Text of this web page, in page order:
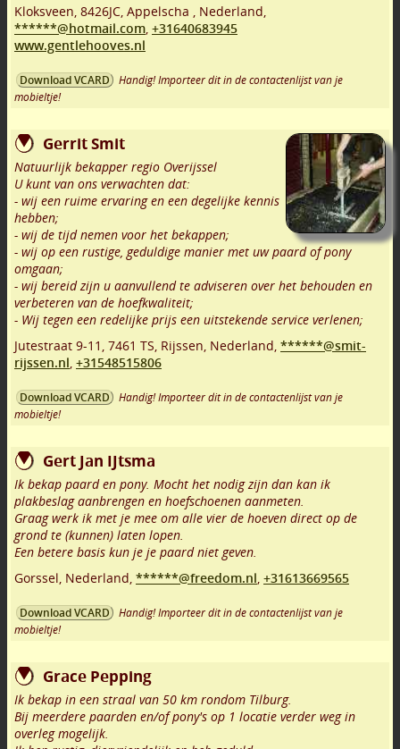
Kloksveen, 8426JC, Appelscha , Nederland,
******@hotmail.com, +31640683945
www.gentlehooves.nl
Download VCARD
Handig! Importeer dit in de contactenlijst van je
mobieltje!
Gerrit Smit
Natuurlijk bekapper regio Overijssel
U kunt van ons verwachten dat:
- wij een ruime ervaring en een degelijke kennis
hebben;
- wij de tijd nemen voor het bekappen;
- wij op een rustige, geduldige manier met uw paard of pony
omgaan;
- wij bereid zijn u aanvullend te adviseren over het behouden en
verbeteren van de hoefkwaliteit;
- Wij tegen een redelijke prijs een uitstekende service verlenen;
Jutestraat 9-11 , 7461 TS, Rijssen, Nederland, ******@smit-
rijssen.nl, +31548515806
Download VCARD
Handig! Importeer dit in de contactenlijst van je
mobieltje!
Gert Jan IJtsma
Ik bekap paard en pony. Mocht het nodig zijn dan kan ik
plakbeslag aanbrengen en hoefschoenen aanmeten.
Graag werk ik met je mee om alle vier de hoeven direct op de
grond te (kunnen) laten lopen.
Een betere basis kun je je paard niet geven.
Gorssel, Nederland, ******@freedom.nl, +31613669565
Download VCARD
Handig! Importeer dit in de contactenlijst van je
mobieltje!
Grace Pepping
Ik bekap in een straal van 50 km rondom Tilburg.
Bij meerdere paarden en/of pony's op 1 locatie verder weg in
overleg mogelijk.